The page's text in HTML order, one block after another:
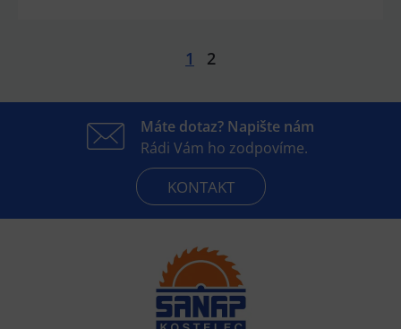
1 2
Máte dotaz? Napište nám
Rádi Vám ho zodpovíme.
KONTAKT